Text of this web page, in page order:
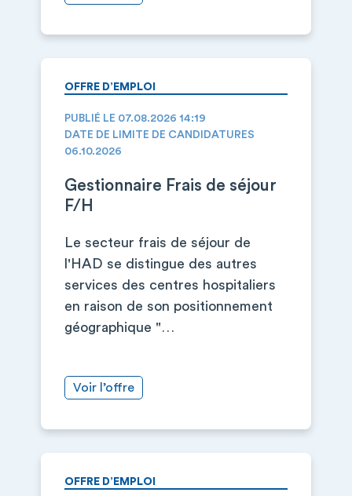
OFFRE D’EMPLOI
PUBLIÉ LE 07.08.2026 14:19
DATE DE LIMITE DE CANDIDATURES
06.10.2026
Gestionnaire Frais de séjour
F/H
Le secteur frais de séjour de
l'HAD se distingue des autres
services des centres hospitaliers
en raison de son positionnement
géographique "…
Voir l’offre
OFFRE D’EMPLOI